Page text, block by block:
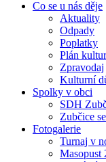
Co se u nás děje
Aktuality
Odpady
Poplatky
Plán
Zpravodaj
Kulturní
Spolky v obci
SDH
Zubčice
Fotogalerie
Turnaj v
Masopust